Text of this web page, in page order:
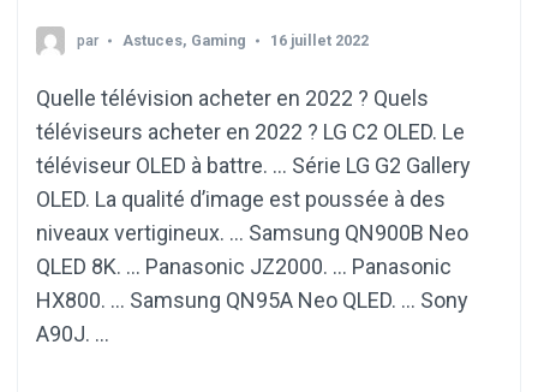
par Astuces, Gaming 16 juillet 2022
Quelle télévision acheter en 2022 ? Quels
téléviseurs acheter en 2022 ? LG C2 OLED. Le
téléviseur OLED à battre. … Série LG G2 Gallery
OLED. La qualité d’image est poussée à des
niveaux vertigineux. … Samsung QN900B Neo
QLED 8K. … Panasonic JZ2000. … Panasonic
HX800. … Samsung QN95A Neo QLED. … Sony
A90J. …